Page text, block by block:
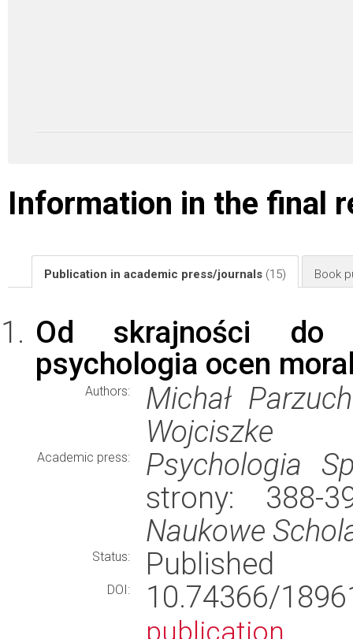
Information in the final
Publication in academic press/journals (15) Book
Od skrajności do
psychologia ocen
Authors:
Michał
Wojciszke
Academic press:
Psychologia
strony: 388-
Naukowe
Status: Published
DOI: 10.74366/
publication